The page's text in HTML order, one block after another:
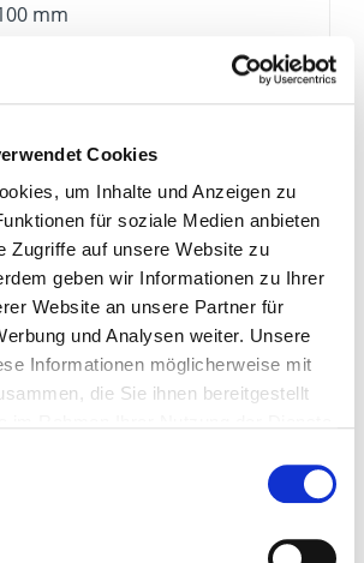
Cookies
um Inhalte und Anzeigen zu
für soziale Medien anbieten
Zugriffe auf unsere Website zu
geben wir Informationen zu Ihrer
Website an unsere Partner für
und Analysen weiter. Unsere
Informationen möglicherweise mit
die Sie ihnen bereitgestellt
mm
mm